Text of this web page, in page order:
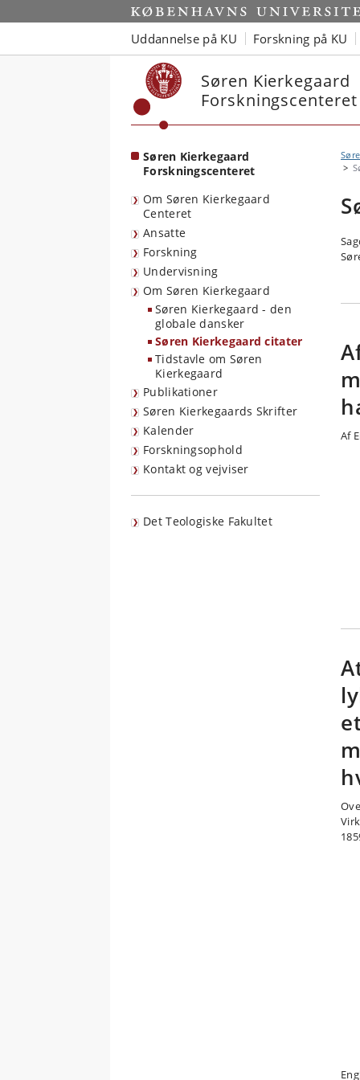
Start
Uddannelse på KU Forskning på KU
Søren Kierkegaard
Forskningscenteret
Søren Kierkegaard
Forskningscenteret
Om Søren Kierkegaard
Centeret
Ansatte
Forskning
Undervisning
Om Søren Kierkegaard
Søren Kierkegaard - den
globale dansker
Søren Kierkegaard citater
Tidstavle om Søren
Kierkegaard
Publikationer
Søren Kierkegaards Skrifter
Kalender
Forskningsophold
Kontakt og vejviser
Det Teologiske Fakultet
Af